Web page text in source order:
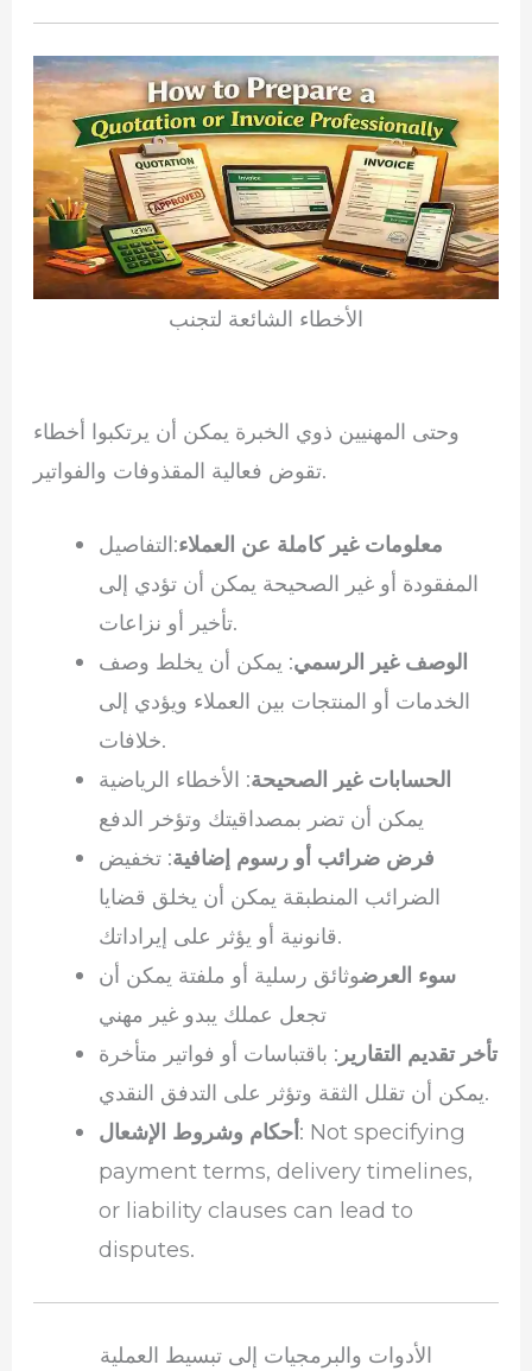
الأخطاء الشائعة لتجنب
وحتى المهنيين ذوي الخبرة يمكن أن يرتكبوا أخطاء
تقوض فعالية المقذوفات والفواتير.
معلومات غير كاملة عن العملاء:التفاصيل
المفقودة أو غير الصحيحة يمكن أن تؤدي إلى
تأخير أو نزاعات.
الوصف غير الرسمي: يمكن أن يخلط وصف
الخدمات أو المنتجات بين العملاء ويؤدي إلى
خلافات.
الحسابات غير الصحيحة: الأخطاء الرياضية
يمكن أن تضر بمصداقيتك وتؤخر الدفع
فرض ضرائب أو رسوم إضافية: تخفيض
الضرائب المنطبقة يمكن أن يخلق قضايا
قانونية أو يؤثر على إيراداتك.
سوء العرضوثائق رسلية أو ملفتة يمكن أن
تجعل عملك يبدو غير مهني
تأخر تقديم التقارير : باقتباسات أو فواتير متأخرة
يمكن أن تقلل الثقة وتؤثر على التدفق النقدي.
أحكام وشروط الإشعال: Not specifying
payment terms, delivery timelines,
or liability clauses can lead to
disputes.
الأدوات والبرمجيات إلى تبسيط العملية